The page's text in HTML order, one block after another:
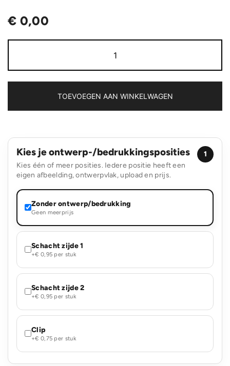
€ 0,00
balpen
koker
aantal
TOEVOEGEN AAN WINKELWAGEN
Kies je ontwerp-/bedrukkingsposities
Kies één of meer posities. Iedere positie heeft een
eigen afbeelding, ontwerpvlak, upload en prijs.
1
Zonder ontwerp/bedrukking
Geen meerprijs
Schacht zijde 1
+€ 0,95 per stuk
Schacht zijde 2
+€ 0,95 per stuk
Clip
+€ 0,75 per stuk